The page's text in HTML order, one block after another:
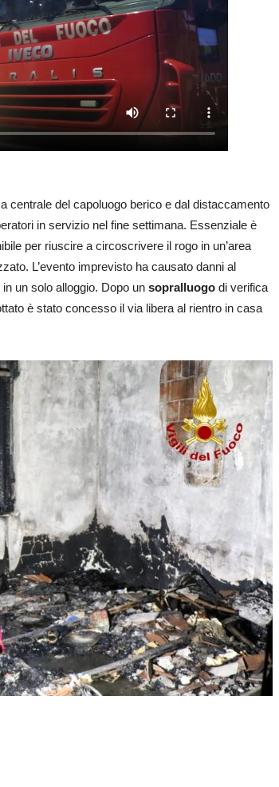
centrale del capoluogo berico e dal distaccamento
in servizio nel fine settimana. Essenziale è
per riuscire a circoscrivere il rogo in un’area
L’evento imprevisto ha causato danni al
un solo alloggio. Dopo un sopralluogo di verifica
è stato concesso il via libera al rientro in casa